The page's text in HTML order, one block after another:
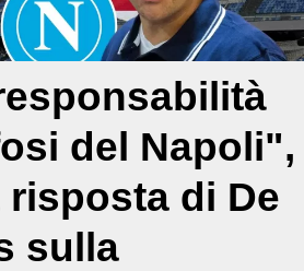
del Napoli",
di De
sulla